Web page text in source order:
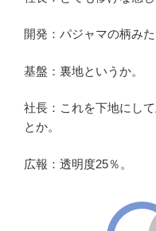
開発：パジャマの柄みた
基盤：裏地というか。
社長：これを下地にし
とか。
広報：透明度25％。